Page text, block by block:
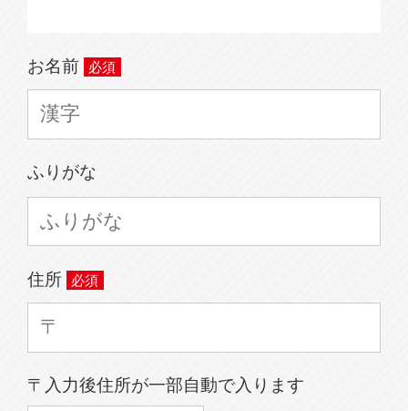
お名前
ふりがな
住所
〒入力後住所が一部自動で入ります